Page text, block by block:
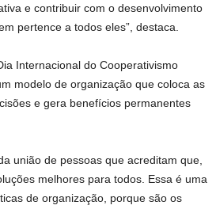
e contribuir com o desenvolvimento
pertence a todos eles”, destaca.
Internacional do Cooperativismo
modelo de organização que coloca as
e gera benefícios permanentes
união de pessoas que acreditam que,
melhores para todos. Essa é uma
de organização, porque são os